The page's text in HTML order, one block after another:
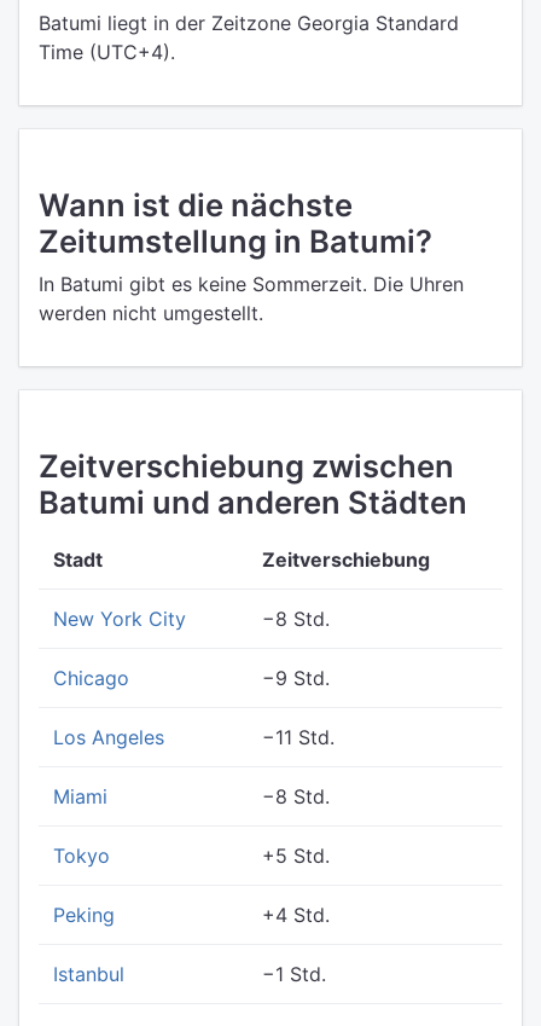
Batumi liegt in der Zeitzone Georgia Standard
Time (UTC+4).
Wann ist die nächste
Zeitumstellung in Batumi?
In Batumi gibt es keine Sommerzeit. Die Uhren
werden nicht umgestellt.
Zeitverschiebung zwischen
Batumi und anderen Städten
Stadt Zeitverschiebung
New York City −8 Std.
Chicago −9 Std.
Los Angeles −11 Std.
Miami −8 Std.
Tokyo +5 Std.
Peking +4 Std.
Istanbul −1 Std.